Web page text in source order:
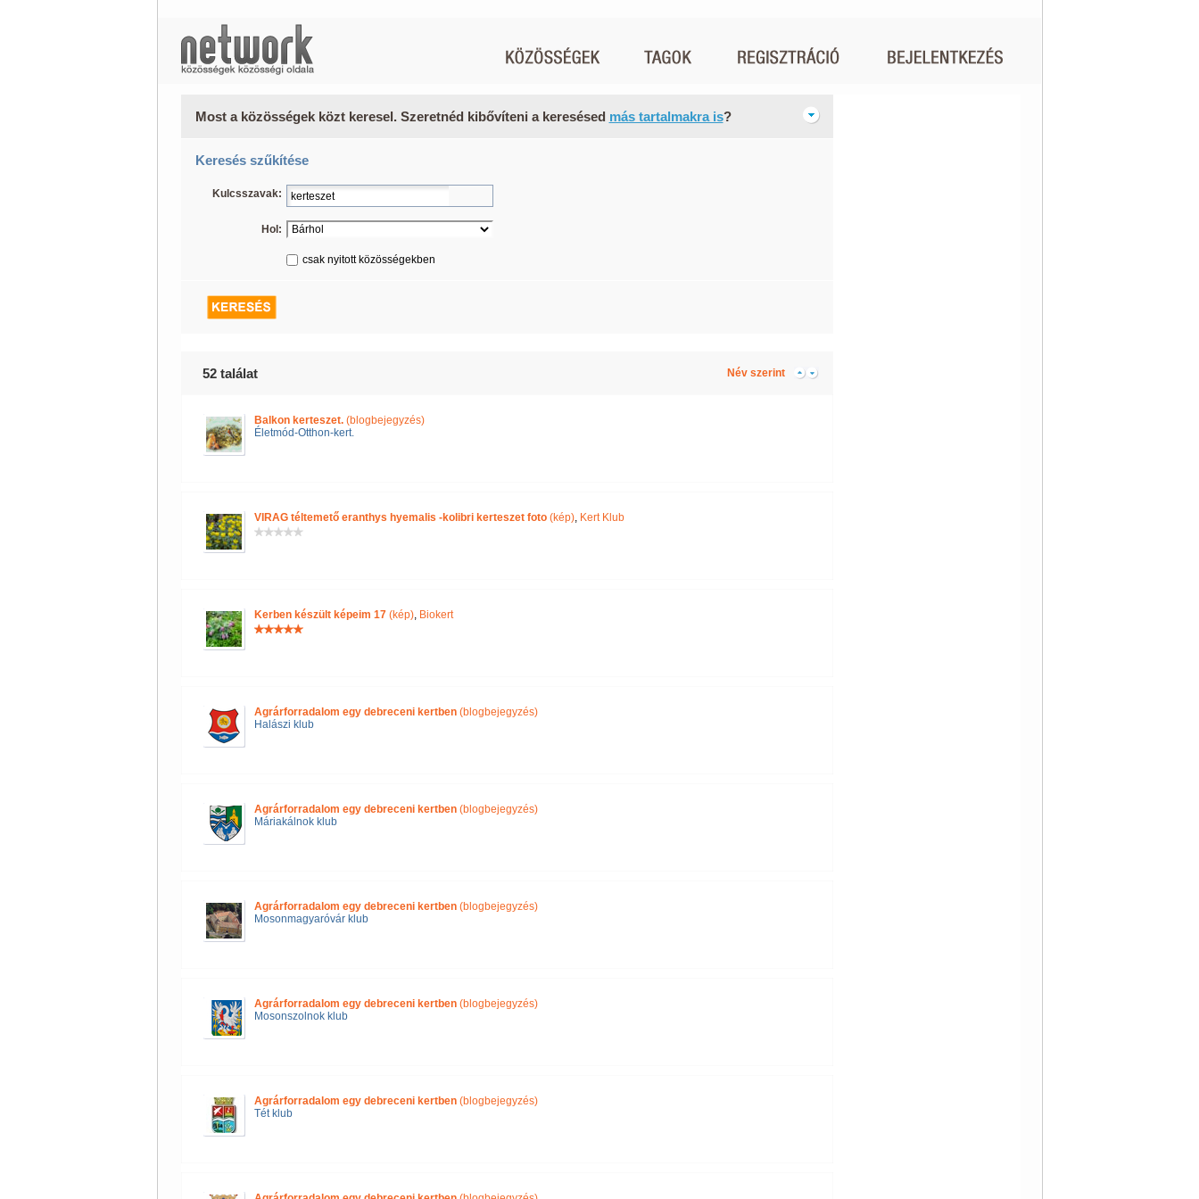
Most a közösségek közt keresel. Szeretnéd kibővíteni a keresésed más tartalmakra is?
Keresés szűkítése
Kulcsszavak:
Hol:
csak nyitott közösségekben
52 találat Név szerint
Balkon kerteszet.(blogbejegyzés)
Életmód-Otthon-kert.
VIRAG téltemető eranthys hyemalis -kolibri kerteszet foto(kép), Kert Klub
Kerben készült képeim 17(kép), Biokert
Agrárforradalom egy debreceni kertben(blogbejegyzés)
Halászi klub
Agrárforradalom egy debreceni kertben(blogbejegyzés)
Máriakálnok klub
Agrárforradalom egy debreceni kertben(blogbejegyzés)
Mosonmagyaróvár klub
Agrárforradalom egy debreceni kertben(blogbejegyzés)
Mosonszolnok klub
Agrárforradalom egy debreceni kertben(blogbejegyzés)
Tét klub